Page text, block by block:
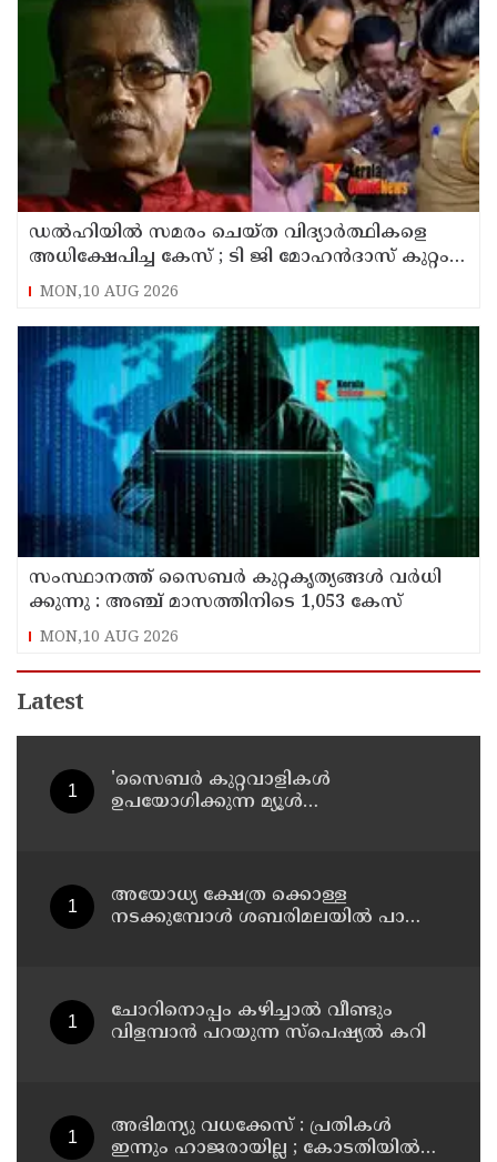
ഡൽഹിയിൽ സമരം ചെയ്ത വിദ്യാർത്ഥികളെ
അധിക്ഷേപിച്ച കേസ് ; ടി ജി മോഹൻദാസ് കുറ്റം
സമ്മതിച്ചു
MON,10 AUG 2026
സം​സ്ഥാ​ന​ത്ത് സൈ​ബ​ര്‍ കു​റ്റ​കൃ​ത്യ​ങ്ങ​ൾ വ​ർ​ധി​
ക്കു​ന്നു : അഞ്ച്​ മാസത്തിനിടെ 1,053 കേസ്
MON,10 AUG 2026
Latest
'സൈബര്‍ കുറ്റവാളികള്‍
ഉപയോഗിക്കുന്ന മ്യൂള്‍
അയോധ്യ ക്ഷേത്ര ക്കൊള്ള
നടക്കുമ്പോൾ ശബരിമലയിൽ പാട്ടും
ചോറിനൊപ്പം കഴിച്ചാൽ വീണ്ടും
വിളമ്പാൻ പറയുന്ന സ്പെഷ്യൽ കറി
അഭിമന്യു വധക്കേസ് : പ്രതികൾ
ഇന്നും ഹാജരായില്ല ; കോടതിയിൽ